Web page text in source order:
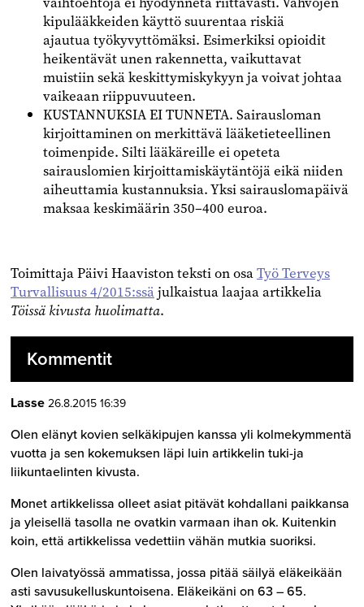
kipulääkkeiden käyttö suurentaa riskiä
ajautua työkyvyttömäksi. Esimerkiksi opioidit
heikentävät unen rakennetta, vaikuttavat
muistiin sekä keskittymiskykyyn ja voivat johtaa
vaikeaan riippuvuuteen.
KUSTANNUKSIA EI TUNNETA. Sairausloman
kirjoittaminen on merkittävä lääketieteellinen
toimenpide. Silti lääkäreille ei opeteta
sairauslomien kirjoittamiskäytäntöjä eikä niiden
aiheuttamia kustannuksia. Yksi sairauslomapäivä
maksaa keskimäärin 350–400 euroa.
Toimittaja Päivi Haaviston teksti on osaTyö Terveys
Turvallisuus 4/2015:ssäjulkaistua laajaa artikkelia
Töissä kivusta huolimatta.
Kommentit
Lasse 26.8.2015 16:39
Olen elänyt kovien selkäkipujen kanssa yli kolmekymmentä
vuotta ja sen kokemuksen läpi luin artikkelin tuki-ja
liikuntaelinten kivusta.
Monet artikkelissa olleet asiat pitävät kohdallani paikkansa
ja yleisellä tasolla ne ovatkin varmaan ihan ok. Kuitenkin
koin, että artikkelissa vedettiin vähän mutkia suoriksi.
Olen laivatyössä ammatissa, jossa pitää säilyä eläkeikään
asti savusukelluskuntoisena. Eläkeikäni on 63 – 65.